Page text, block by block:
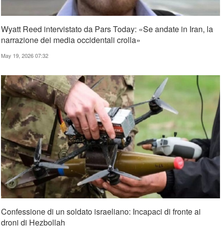
Wyatt Reed intervistato da Pars Today: «Se andate in Iran, la
narrazione dei media occidentali crolla»
May 19, 2026 07:32
Confessione di un soldato israeliano: Incapaci di fronte ai
droni di Hezbollah